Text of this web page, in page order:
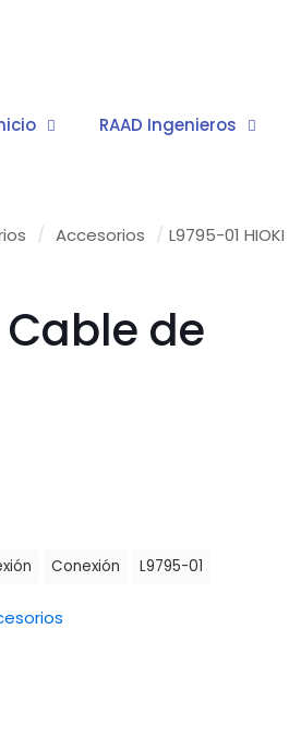
RAAD Ingenieros
/ Accesorios / L9795-01 HIOKI
Cable de
Conexión L9795-01